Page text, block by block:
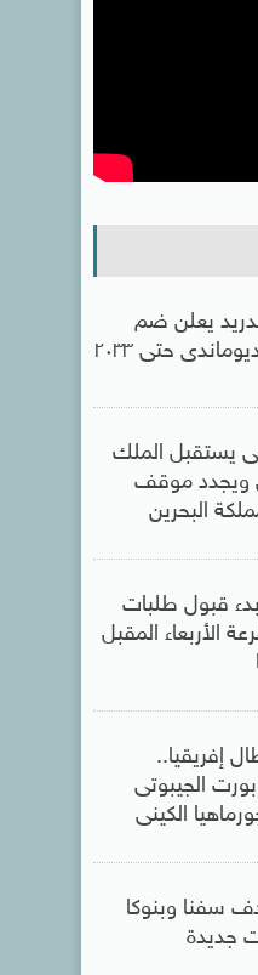
يعلن ضم
حتى ٢٠٣٣
يستقبل الملك
ويجدد موقف
البحرين
بدء قبول طلبات
الأربعاء المقبل
إفريقيا..
الجيبوتى
الكينى
سفنا وبنوكا
جديدة